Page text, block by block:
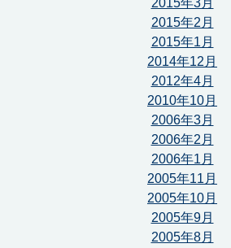
2015年3月
2015年2月
2015年1月
2014年12月
2012年4月
2010年10月
2006年3月
2006年2月
2006年1月
2005年11月
2005年10月
2005年9月
2005年8月